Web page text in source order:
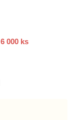
6 000 ks